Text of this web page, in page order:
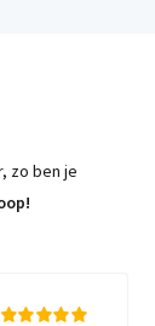
zo ben je